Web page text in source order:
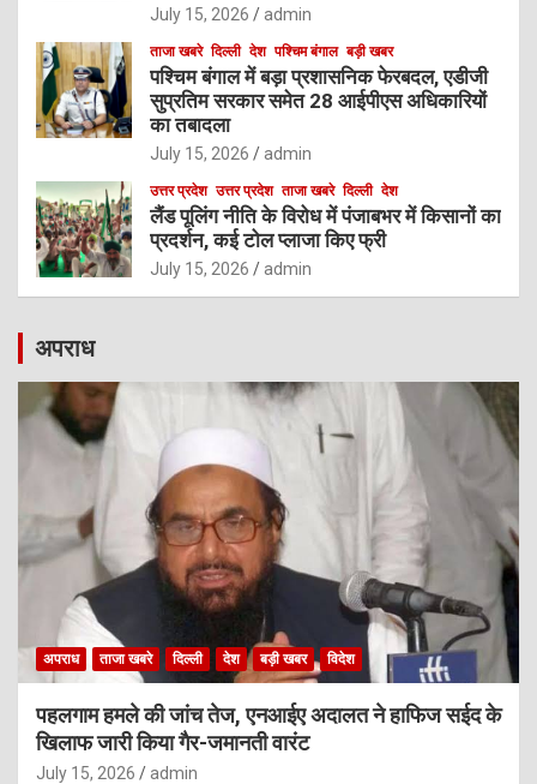
July 15, 2026 admin
ताजा खबरे दिल्ली देश पश्चिम बंगाल बड़ी खबर
पश्चिम बंगाल में बड़ा प्रशासनिक फेरबदल, एडीजी
सुप्रतिम सरकार समेत 28 आईपीएस अधिकारियों
का तबादला
July 15, 2026 admin
उत्तर प्रदेश उत्तर प्रदेश ताजा खबरे दिल्ली देश
लैंड पूलिंग नीति के विरोध में पंजाबभर में किसानों का
प्रदर्शन, कई टोल प्लाजा किए फ्री
July 15, 2026 admin
अपराध
अपराध ताजा खबरे दिल्ली देश बड़ी खबर विदेश
पहलगाम हमले की जांच तेज, एनआईए अदालत ने हाफिज सईद के
खिलाफ जारी किया गैर-जमानती वारंट
July 15, 2026 admin